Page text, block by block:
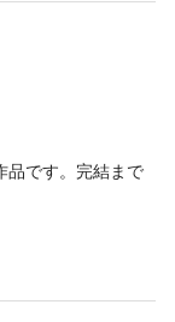
品です。完結まで